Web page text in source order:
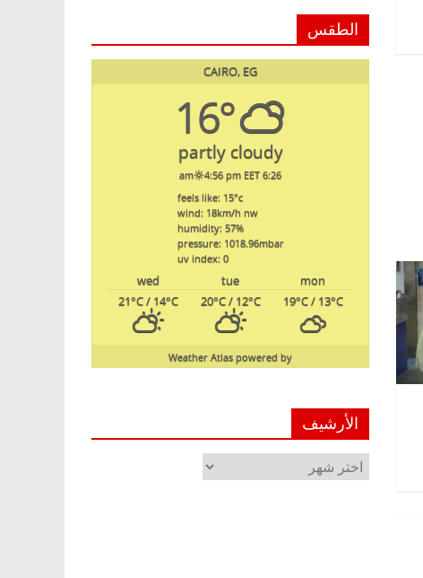
الطقس
CAIRO, EG
16°
partly cloudy
6:26 am
4:56 pm EET
feels like: 15°c
wind: 18km/h nw
humidity: 57%
pressure: 1018.96mbar
uv index: 0
mon
tue
wed
19°C/ 13°C
20°C/ 12°C
21°C/ 14°C
powered by
Weather Atlas
الأرشيف
الأرشيف